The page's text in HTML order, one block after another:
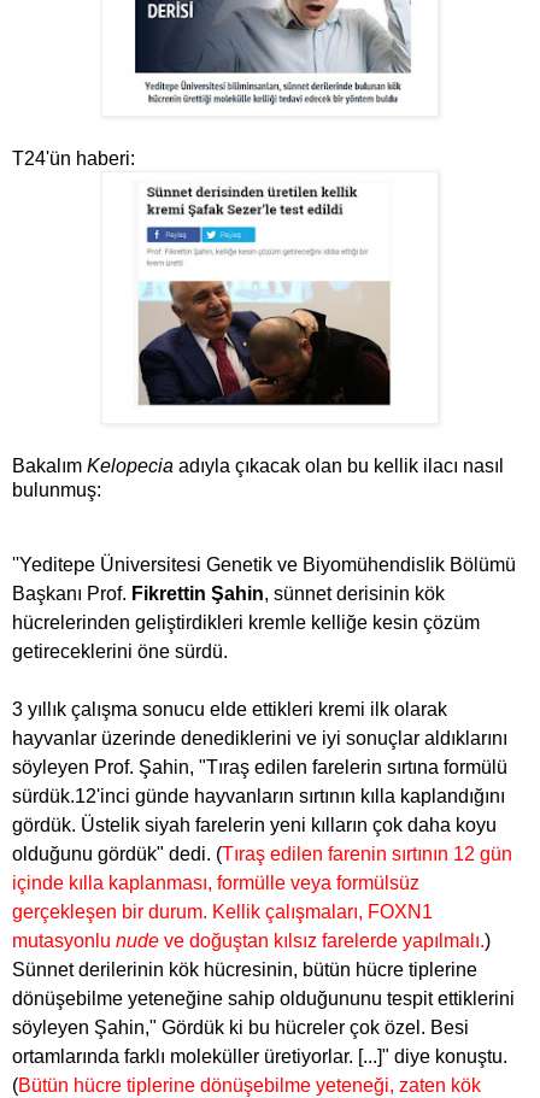
T24'ün haberi:
Bakalım Kelopecia adıyla çıkacak olan bu kellik ilacı nasıl
bulunmuş:
''Yeditepe Üniversitesi Genetik ve Biyomühendislik Bölümü
Başkanı Prof. Fikrettin Şahin, sünnet derisinin kök
hücrelerinden geliştirdikleri kremle kelliğe kesin çözüm
getireceklerini öne sürdü.
3 yıllık çalışma sonucu elde ettikleri kremi ilk olarak
hayvanlar üzerinde denediklerini ve iyi sonuçlar aldıklarını
söyleyen Prof. Şahin, "Tıraş edilen farelerin sırtına formülü
sürdük.12'inci günde hayvanların sırtının kılla kaplandığını
gördük. Üstelik siyah farelerin yeni kılların çok daha koyu
olduğunu gördük" dedi. (Tıraş edilen farenin sırtının 12 gün
içinde kılla kaplanması, formülle veya formülsüz
gerçekleşen bir durum. Kellik çalışmaları, FOXN1
mutasyonlu nude ve doğuştan kılsız farelerde yapılmalı.)
Sünnet derilerinin kök hücresinin, bütün hücre tiplerine
dönüşebilme yeteneğine sahip olduğununu tespit ettiklerini
söyleyen Şahin," Gördük ki bu hücreler çok özel. Besi
ortamlarında farklı moleküller üretiyorlar. [...]" diye konuştu.
(Bütün hücre tiplerine dönüşebilme yeteneği, zaten kök